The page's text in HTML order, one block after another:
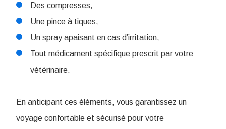
Des compresses,
Une pince à tiques,
Un spray apaisant en cas d’irritation,
Tout médicament spécifique prescrit par votre
vétérinaire.
En anticipant ces éléments, vous garantissez un
voyage confortable et sécurisé pour votre